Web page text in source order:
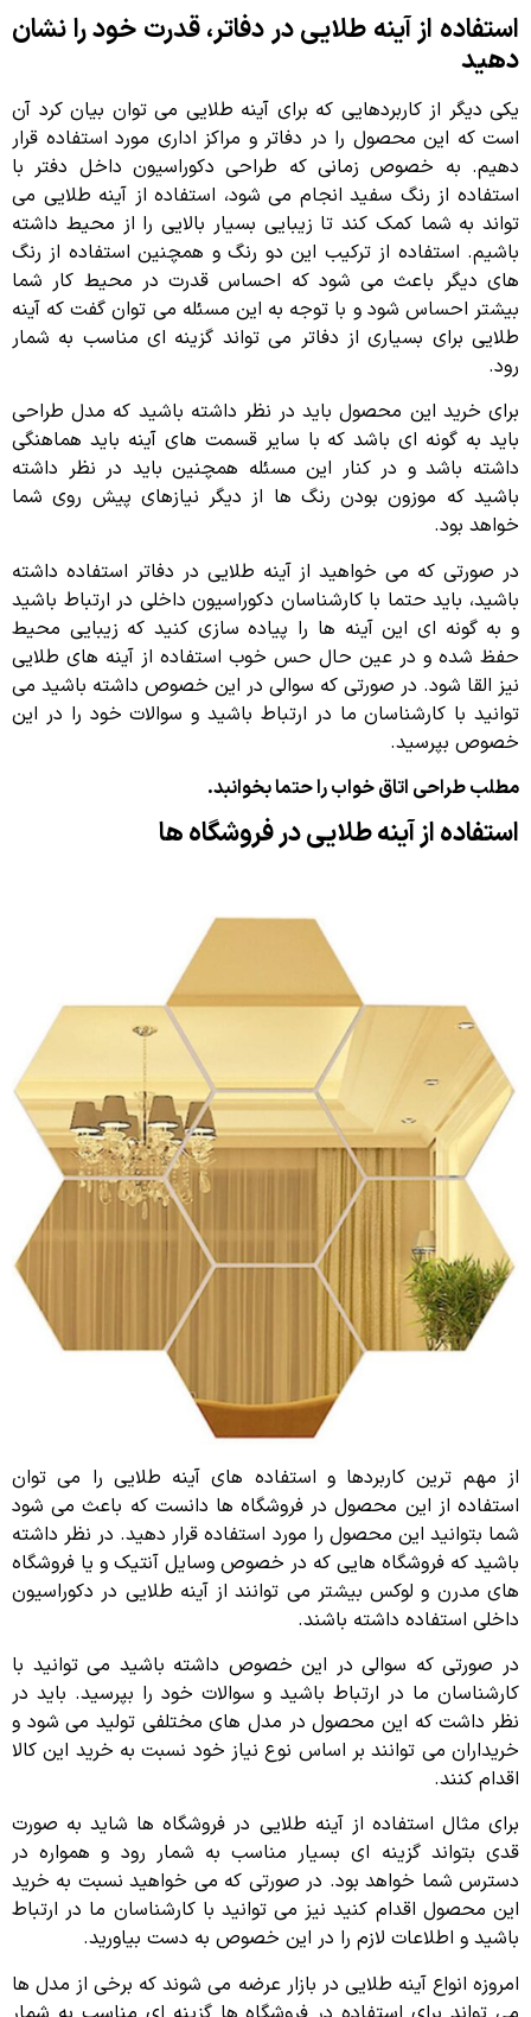
استفاده از آینه طلایی در دفاتر، قدرت خود را نشان
دهید
یکی دیگر از کاربردهایی که برای آینه طلایی می توان بیان کرد آن
است که این محصول را در دفاتر و مراکز اداری مورد استفاده قرار
دهیم. به خصوص زمانی که طراحی دکوراسیون داخل دفتر با
استفاده از رنگ سفید انجام می شود، استفاده از آینه طلایی می
تواند به شما کمک کند تا زیبایی بسیار بالایی را از محیط داشته
باشیم. استفاده از ترکیب این دو رنگ و همچنین استفاده از رنگ
های دیگر باعث می شود که احساس قدرت در محیط کار شما
بیشتر احساس شود و با توجه به این مسئله می توان گفت که آینه
طلایی برای بسیاری از دفاتر می تواند گزینه ای مناسب به شمار
رود.
برای خرید این محصول باید در نظر داشته باشید که مدل طراحی
باید به گونه ای باشد که با سایر قسمت های آینه باید هماهنگی
داشته باشد و در کنار این مسئله همچنین باید در نظر داشته
باشید که موزون بودن رنگ ها از دیگر نیازهای پیش روی شما
خواهد بود.
در صورتی که می خواهید از آینه طلایی در دفاتر استفاده داشته
باشید، باید حتما با کارشناسان دکوراسیون داخلی در ارتباط باشید
و به گونه ای این آینه ها را پیاده سازی کنید که زیبایی محیط
حفظ شده و در عین حال حس خوب استفاده از آینه های طلایی
نیز القا شود. در صورتی که سوالی در این خصوص داشته باشید می
توانید با کارشناسان ما در ارتباط باشید و سوالات خود را در این
خصوص بپرسید.
مطلب طراحی اتاق خواب را حتما بخوانبد.
استفاده از آینه طلایی در فروشگاه ها
از مهم ترین کاربردها و استفاده های آینه طلایی را می توان
استفاده از این محصول در فروشگاه ها دانست که باعث می شود
شما بتوانید این محصول را مورد استفاده قرار دهید. در نظر داشته
باشید که فروشگاه هایی که در خصوص وسایل آنتیک و یا فروشگاه
های مدرن و لوکس بیشتر می توانند از آینه طلایی در دکوراسیون
داخلی استفاده داشته باشند.
در صورتی که سوالی در این خصوص داشته باشید می توانید با
کارشناسان ما در ارتباط باشید و سوالات خود را بپرسید. باید در
نظر داشت که این محصول در مدل های مختلفی تولید می شود و
خریداران می توانند بر اساس نوع نیاز خود نسبت به خرید این کالا
اقدام کنند.
برای مثال استفاده از آینه طلایی در فروشگاه ها شاید به صورت
قدی بتواند گزینه ای بسیار مناسب به شمار رود و همواره در
دسترس شما خواهد بود. در صورتی که می خواهید نسبت به خرید
این محصول اقدام کنید نیز می توانید با کارشناسان ما در ارتباط
باشید و اطلاعات لازم را در این خصوص به دست بیاورید.
امروزه انواع آینه طلایی در بازار عرضه می شوند که برخی از مدل ها